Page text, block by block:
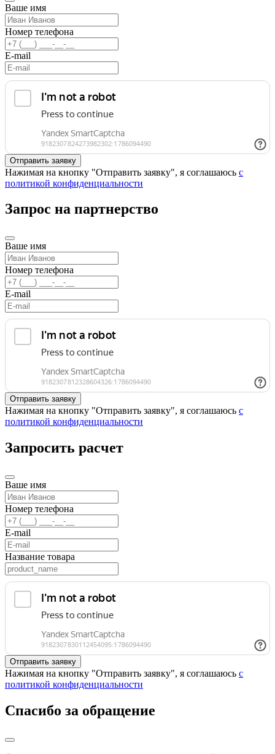
Ваше имя
Номер телефона
E-mail
Нажимая на кнопку "Отправить заявку", я соглашаюсь с
политикой конфиденциальности
Запрос на партнерство
Ваше имя
Номер телефона
E-mail
Нажимая на кнопку "Отправить заявку", я соглашаюсь с
политикой конфиденциальности
Запросить расчет
Ваше имя
Номер телефона
E-mail
Название товара
Нажимая на кнопку "Отправить заявку", я соглашаюсь с
политикой конфиденциальности
Спасибо за обращение